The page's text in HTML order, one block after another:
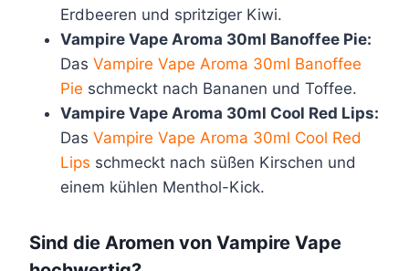
Erdbeeren und spritziger Kiwi.
Vampire Vape Aroma 30ml Banoffee Pie:
Das Vampire Vape Aroma 30ml Banoffee
Pie schmeckt nach Bananen und Toffee.
Vampire Vape Aroma 30ml Cool Red Lips:
Das Vampire Vape Aroma 30ml Cool Red
Lips schmeckt nach süßen Kirschen und
einem kühlen Menthol-Kick.
Sind die Aromen von Vampire Vape